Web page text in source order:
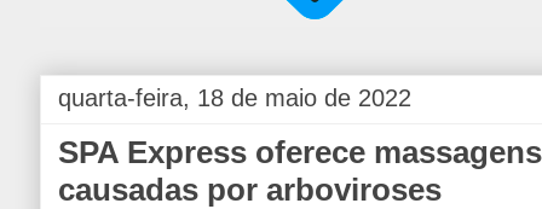
quarta-feira, 18 de maio de 2022
SPA Express oferece
causadas por arboviroses